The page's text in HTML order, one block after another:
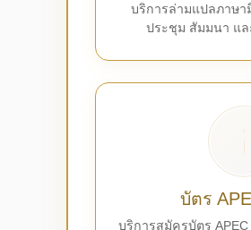
บริการล่ามแปลภาษา
ประชุม สัมมนา แ
บัตร
บริการสมัครบัตร